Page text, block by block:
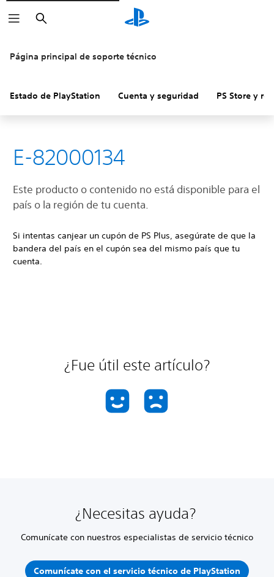
Buscar
Página principal de soporte técnico
Estado de PlayStation Cuenta y seguridad PS Store y
E-82000134
Este producto o contenido no está disponible para el
país o la región de tu cuenta.
Si intentas canjear un cupón de PS Plus, asegúrate de que la
bandera del país en el cupón sea del mismo país que tu
cuenta.
¿Fue útil este artículo?
¿Necesitas ayuda?
Comunícate con nuestros especialistas de servicio técnico
Comunícate con el servicio técnico de PlayStation